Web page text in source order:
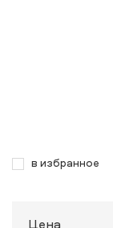
в избранное
Цена